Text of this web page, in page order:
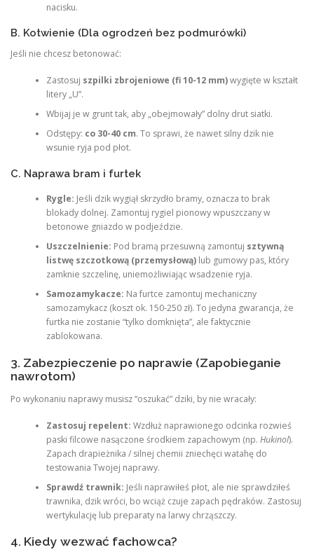
nacisku.
B. Kotwienie (Dla ogrodzeń bez podmurówki)
Jeśli nie chcesz betonować:
Zastosuj szpilki zbrojeniowe (fi 10-12 mm)wygięte w kształt
litery „U”.
Wbijaj je w grunt tak, aby „obejmowały” dolny drut siatki.
Odstępy: co 30-40 cm. To sprawi, że nawet silny dzik nie
wsunie ryja pod płot.
C. Naprawa bram i furtek
Rygle: Jeśli dzik wygiął skrzydło bramy, oznacza to brak
blokady dolnej. Zamontuj rygiel pionowy wpuszczany w
betonowe gniazdo w podjeździe.
Uszczelnienie: Pod bramą przesuwną zamontuj sztywną
listwę szczotkową (przemysłową)lub gumowy pas, który
zamknie szczelinę, uniemożliwiając wsadzenie ryja.
Samozamykacze: Na furtce zamontuj mechaniczny
samozamykacz (koszt ok. 150-250 zł). To jedyna gwarancja, że
furtka nie zostanie “tylko domknięta”, ale faktycznie
zablokowana.
3. Zabezpieczenie po naprawie (Zapobieganie
nawrotom)
Po wykonaniu naprawy musisz “oszukać” dziki, by nie wracały:
Zastosuj repelent: Wzdłuż naprawionego odcinka rozwieś
paski filcowe nasączone środkiem zapachowym (np. Hukinol).
Zapach drapieżnika / silnej chemii zniechęci watahę do
testowania Twojej naprawy.
Sprawdź trawnik: Jeśli naprawiłeś płot, ale nie sprawdziłeś
trawnika, dzik wróci, bo wciąż czuje zapach pędraków. Zastosuj
wertykulację lub preparaty na larwy chrząszczy.
4. Kiedy wezwać fachowca?